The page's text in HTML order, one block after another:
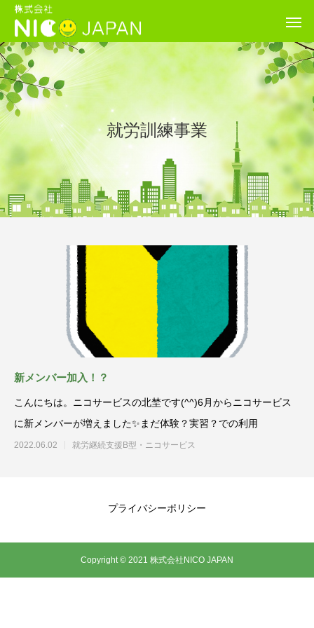
就労訓練事業
新メンバー加入！？
こんにちは。ニコサービスの北埜です(^^)6月からニコサービス
に新メンバーが増えました✨まだ体験？実習？での利用
2022.06.02 就労継続支援B型・ニコサービス
プライバシーポリシー
Copyright © 2021 株式会社NICO JAPAN